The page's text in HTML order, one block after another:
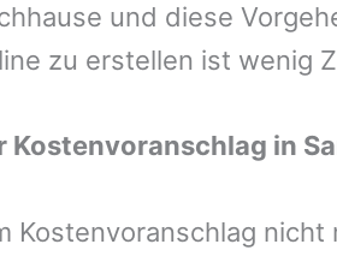
und diese
zu erstellen ist wenig
Kostenvoranschlag in